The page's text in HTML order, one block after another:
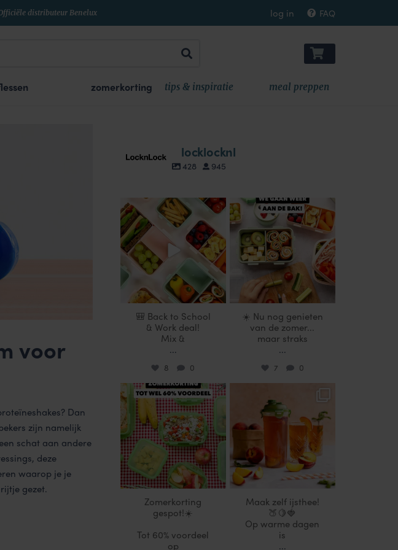
distributeur Benelux log in FAQ
zomerkorting tips & inspiratie meal preppen
voor
Dan
zijn namelijk
schat aan andere
deze
waarop je je
gezet.
locklocknl
428 945
locklocknl
Aug 18
🎒 Back to School
& Work deal!
Mix &
...
8 0
locklocknl
Aug 14
☀️ Nu nog genieten
van de zomer...
maar straks
...
7 0
locklocknl
Jul 25
Zomerkorting
gespot!☀️
Tot 60% voordeel
op
Jul 17
Maak zelf ijsthee!
🍑🍋🍓
Op warme dagen
is
...